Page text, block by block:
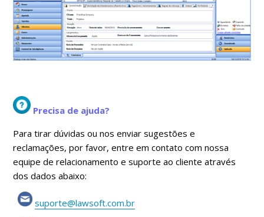
Precisa de ajuda?
Para tirar dúvidas ou nos enviar sugestões e
reclamações, por favor, entre em contato com nossa
equipe de relacionamento e suporte ao cliente através
dos dados abaixo:
suporte@lawsoft.com.br